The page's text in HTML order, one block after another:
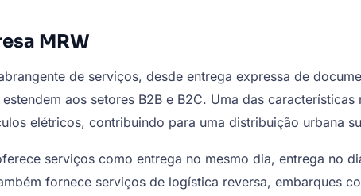
MRW
de serviços, desde entrega expressa de
aos setores B2B e B2C. Uma das
elétricos, contribuindo para uma distribuição urbana
serviços como entrega no mesmo dia, entrega no
fornece serviços de logística reversa, embarques